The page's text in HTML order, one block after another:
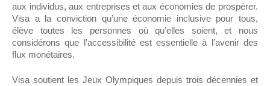
aux individus, aux entreprises et aux économies de prospérer.
Visa a la conviction qu’une économie inclusive pour tous,
élève toutes les personnes où qu’elles soient, et nous
considérons que l’accessibilité est essentielle à l’avenir des
flux monétaires.
Visa soutient les Jeux Olympiques depuis trois décennies et